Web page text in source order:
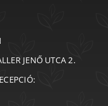
JENŐ UTCA 2.